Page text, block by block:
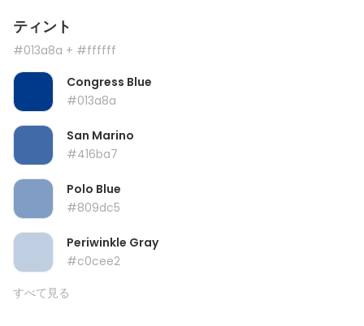
ティント
#013a8a + #ffffff
Congress Blue
#013a8a
San Marino
#416ba7
Polo Blue
#809dc5
Periwinkle Gray
#c0cee2
すべて見る